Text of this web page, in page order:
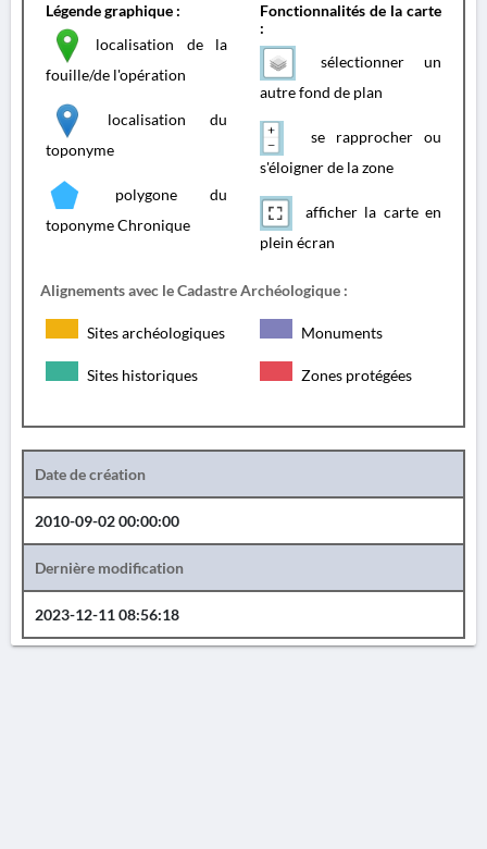
Légende graphique :
localisation de la
fouille/de l'opération
localisation du
toponyme
polygone du
toponyme Chronique
Fonctionnalités de la carte
:
sélectionner un
autre fond de plan
se rapprocher ou
s'éloigner de la zone
afficher la carte en
plein écran
Alignements avec le Cadastre Archéologique :
Sites archéologiques Monuments
Sites historiques Zones protégées
Date de création
2010-09-02 00:00:00
Dernière modification
2023-12-11 08:56:18